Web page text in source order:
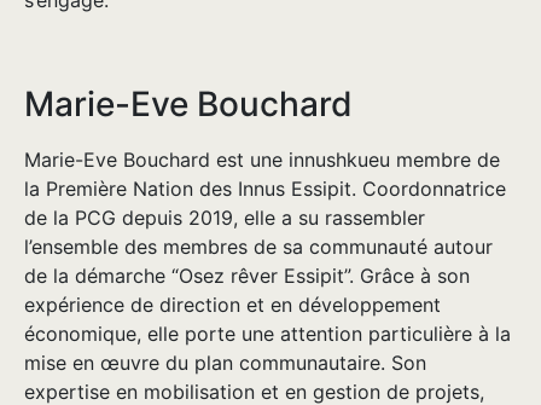
Marie-Eve Bouchard
Marie-Eve Bouchard est une innushkueu membre de
la Première Nation des Innus Essipit. Coordonnatrice
de la PCG depuis 2019, elle a su rassembler
l’ensemble des membres de sa communauté autour
de la démarche “Osez rêver Essipit”. Grâce à son
expérience de direction et en développement
économique, elle porte une attention particulière à la
mise en œuvre du plan communautaire. Son
expertise en mobilisation et en gestion de projets,